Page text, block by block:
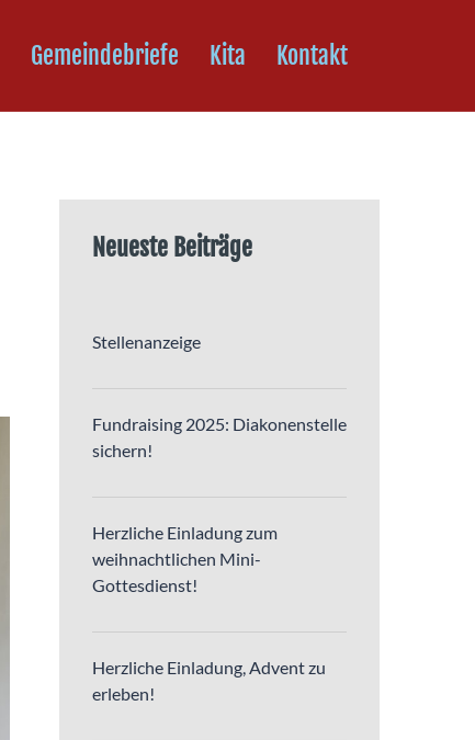
Gemeindebriefe Kita Kontakt
Neueste Beiträge
Stellenanzeige
Fundraising 2025: Diakonenstelle
sichern!
Herzliche Einladung zum
weihnachtlichen Mini-
Gottesdienst!
Herzliche Einladung, Advent zu
erleben!